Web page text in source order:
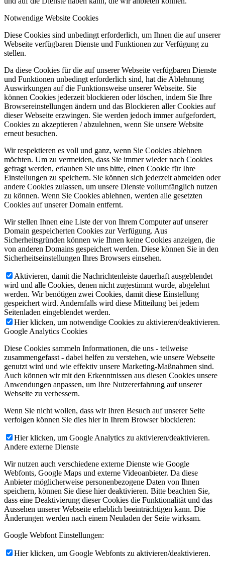
Notwendige Website Cookies
Diese Cookies sind unbedingt erforderlich, um Ihnen die auf unserer
Webseite verfügbaren Dienste und Funktionen zur Verfügung zu
stellen.
Da diese Cookies für die auf unserer Webseite verfügbaren Dienste
und Funktionen unbedingt erforderlich sind, hat die Ablehnung
Auswirkungen auf die Funktionsweise unserer Webseite. Sie
können Cookies jederzeit blockieren oder löschen, indem Sie Ihre
Browsereinstellungen ändern und das Blockieren aller Cookies auf
dieser Webseite erzwingen. Sie werden jedoch immer aufgefordert,
Cookies zu akzeptieren / abzulehnen, wenn Sie unsere Website
erneut besuchen.
Wir respektieren es voll und ganz, wenn Sie Cookies ablehnen
möchten. Um zu vermeiden, dass Sie immer wieder nach Cookies
gefragt werden, erlauben Sie uns bitte, einen Cookie für Ihre
Einstellungen zu speichern. Sie können sich jederzeit abmelden oder
andere Cookies zulassen, um unsere Dienste vollumfänglich nutzen
zu können. Wenn Sie Cookies ablehnen, werden alle gesetzten
Cookies auf unserer Domain entfernt.
Wir stellen Ihnen eine Liste der von Ihrem Computer auf unserer
Domain gespeicherten Cookies zur Verfügung. Aus
Sicherheitsgründen können wie Ihnen keine Cookies anzeigen, die
von anderen Domains gespeichert werden. Diese können Sie in den
Sicherheitseinstellungen Ihres Browsers einsehen.
Aktivieren, damit die Nachrichtenleiste dauerhaft ausgeblendet
wird und alle Cookies, denen nicht zugestimmt wurde, abgelehnt
werden. Wir benötigen zwei Cookies, damit diese Einstellung
gespeichert wird. Andernfalls wird diese Mitteilung bei jedem
Seitenladen eingeblendet werden.
Hier klicken, um notwendige Cookies zu aktivieren/deaktivieren.
Google Analytics Cookies
Diese Cookies sammeln Informationen, die uns - teilweise
zusammengefasst - dabei helfen zu verstehen, wie unsere Webseite
genutzt wird und wie effektiv unsere Marketing-Maßnahmen sind.
Auch können wir mit den Erkenntnissen aus diesen Cookies unsere
Anwendungen anpassen, um Ihre Nutzererfahrung auf unserer
Webseite zu verbessern.
Wenn Sie nicht wollen, dass wir Ihren Besuch auf unserer Seite
verfolgen können Sie dies hier in Ihrem Browser blockieren:
Hier klicken, um Google Analytics zu aktivieren/deaktivieren.
Andere externe Dienste
Wir nutzen auch verschiedene externe Dienste wie Google
Webfonts, Google Maps und externe Videoanbieter. Da diese
Anbieter möglicherweise personenbezogene Daten von Ihnen
speichern, können Sie diese hier deaktivieren. Bitte beachten Sie,
dass eine Deaktivierung dieser Cookies die Funktionalität und das
Aussehen unserer Webseite erheblich beeinträchtigen kann. Die
Änderungen werden nach einem Neuladen der Seite wirksam.
Google Webfont Einstellungen:
Hier klicken, um Google Webfonts zu aktivieren/deaktivieren.